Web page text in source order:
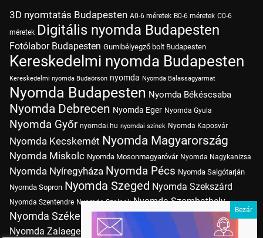
3D nyomtatás Budapesten A0-6 méretek B0-6 méretek C0-6
méretek Digitális nyomda Budapesten
Fotólabor Budapesten Gumibélyegző bolt Budapesten
Kereskedelmi nyomda Budapesten
Kereskedelmi nyomda Budaörsön nyomda Nyomda Balassagyarmat
Nyomda Budapesten Nyomda Békéscsaba
Nyomda Debrecen Nyomda Eger Nyomda Gyula
Nyomda Győr nyomdai.hu nyomdai színek Nyomda Kaposvár
Nyomda Kecskemét Nyomda Magyarország
Nyomda Miskolc Nyomda Mosonmagyaróvár Nyomda Nagykanizsa
Nyomda Nyíregyháza Nyomda Pécs Nyomda Salgótarján
Nyomda Sopron Nyomda Szeged Nyomda Szekszárd
Nyomda Szentendre Nyomda Szolnok Nyomda Szombathely
Nyomda Székesfehérvár Nyomda Tatabánya Nyomda Vác
Nyomda Zalaegerszeg Nyomda Érd nyomtatás